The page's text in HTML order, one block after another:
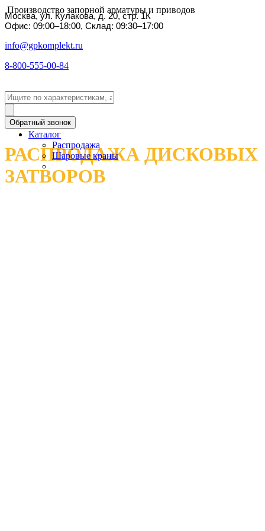
Производство запорной арматуры и приводов
Москва, ул. Кулакова, д. 20, стр. 1К
Офис: 09:00–18:00, Склад: 09:30–17:00
info@gpkomplekt.ru
8-800-555-00-84
Обратный звонок
РАСПРОДАЖА ДИСКОВЫХ
ЗАТВОРОВ
Каталог
Распродажа
Шаровые краны